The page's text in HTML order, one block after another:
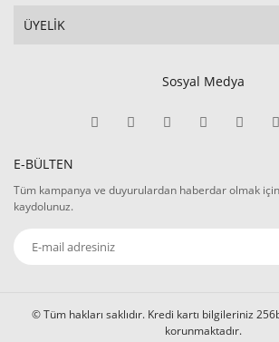
ÜYELİK
Sosyal Medya
E-BÜLTEN
Tüm kampanya ve duyurulardan haberdar olmak
kaydolunuz.
© Tüm hakları saklıdır. Kredi kartı bilgileriniz
korunmaktadır.